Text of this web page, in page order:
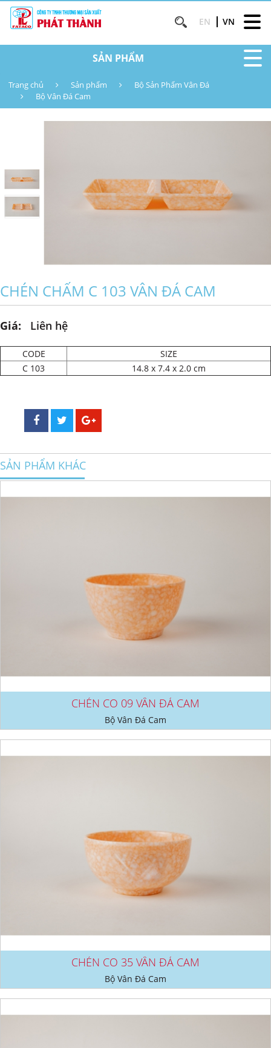
EN VN
SẢN PHẨM
Trang chủ Sản phẩm
Bộ Sản Phẩm Vân Đá
Bộ Vân Đá Cam
CHÉN CHẤM C 103 VÂN ĐÁ CAM
Giá: Liên hệ
CODE
SIZE
C 103
14.8 x 7.4 x 2.0 cm
SẢN PHẨM KHÁC
CHÉN CO 09 VÂN ĐÁ CAM
Bộ Vân Đá Cam
CHÉN CO 35 VÂN ĐÁ CAM
Bộ Vân Đá Cam